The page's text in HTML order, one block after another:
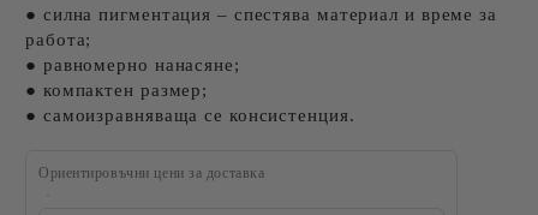
● силна пигментация – спестява материал и време за
работа;
● равномерно нанасяне;
● компактен размер;
● самоизравняваща се консистенция.
Ориентировъчни цени за доставка